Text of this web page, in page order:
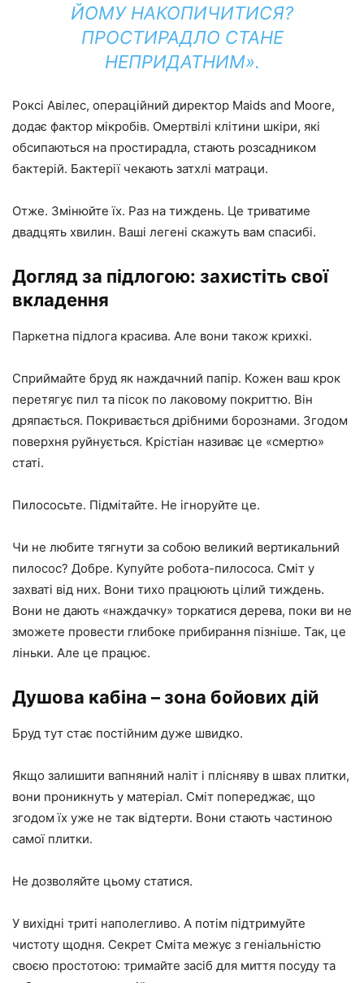
ЙОМУ НАКОПИЧИТИСЯ?
ПРОСТИРАДЛО СТАНЕ
НЕПРИДАТНИМ».
Роксі Авілес, операційний директор Maids and Moore,
додає фактор мікробів. Омертвілі клітини шкіри, які
обсипаються на простирадла, стають розсадником
бактерій. Бактерії чекають затхлі матраци.
Отже. Змінюйте їх. Раз на тиждень. Це триватиме
двадцять хвилин. Ваші легені скажуть вам спасибі.
Догляд за підлогою: захистіть свої
вкладення
Паркетна підлога красива. Але вони також крихкі.
Сприймайте бруд як наждачний папір. Кожен ваш крок
перетягує пил та пісок по лаковому покриттю. Він
дряпається. Покривається дрібними борознами. Згодом
поверхня руйнується. Крістіан називає це «смертю»
статі.
Пилососьте. Підмітайте. Не ігноруйте це.
Чи не любите тягнути за собою великий вертикальний
пилосос? Добре. Купуйте робота-пилососа. Сміт у
захваті від них. Вони тихо працюють цілий тиждень.
Вони не дають «наждачку» торкатися дерева, поки ви не
зможете провести глибоке прибирання пізніше. Так, це
ліньки. Але це працює.
Душова кабіна – зона бойових дій
Бруд тут стає постійним дуже швидко.
Якщо залишити вапняний наліт і плісняву в швах плитки,
вони проникнуть у матеріал. Сміт попереджає, що
згодом їх уже не так відтерти. Вони стають частиною
самої плитки.
Не дозволяйте цьому статися.
У вихідні триті наполегливо. А потім підтримуйте
чистоту щодня. Секрет Сміта межує з геніальністю
своєю простотою: тримайте засіб для миття посуду та